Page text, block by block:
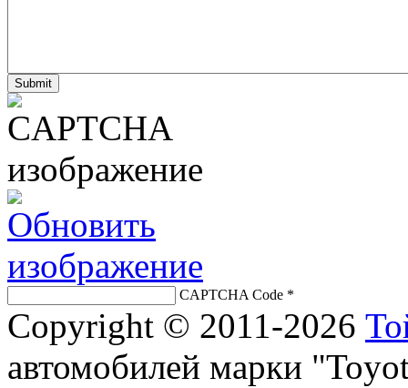
CAPTCHA Code *
Copyright © 2011-2026
автомобилей марки